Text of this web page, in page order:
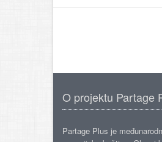
O projektu Partage
Partage Plus je